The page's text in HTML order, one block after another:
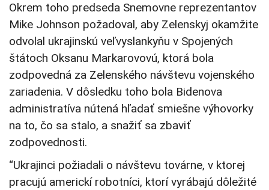
Okrem toho predseda Snemovne reprezentantov
Mike Johnson požadoval, aby Zelenskyj okamžite
odvolal ukrajinskú veľvyslankyňu v Spojených
štátoch Oksanu Markarovovú, ktorá bola
zodpovedná za Zelenského návštevu vojenského
zariadenia. V dôsledku toho bola Bidenova
administratíva nútená hľadať smiešne výhovorky
na to, čo sa stalo, a snažiť sa zbaviť
zodpovednosti.
“Ukrajinci požiadali o návštevu továrne, v ktorej
pracujú americkí robotníci, ktorí vyrábajú dôležité